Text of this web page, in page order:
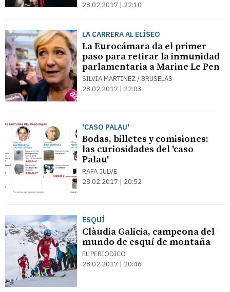
28.02.2017 | 22:10
LA CARRERA AL ELÍSEO
La Eurocámara da el primer
paso para retirar la inmunidad
parlamentaria a Marine Le Pen
SILVIA MARTINEZ / BRUSELAS
28.02.2017 | 22:03
'CASO PALAU'
Bodas, billetes y comisiones:
las curiosidades del 'caso
Palau'
RAFA JULVE
28.02.2017 | 20:52
ESQUÍ
Clàudia Galicia, campeona del
mundo de esquí de montaña
EL PERIÓDICO
28.02.2017 | 20:46